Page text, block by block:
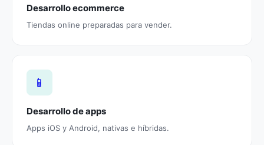
Desarrollo ecommerce
Tiendas online preparadas para vender.
📱
Desarrollo de apps
Apps iOS y Android, nativas e híbridas.